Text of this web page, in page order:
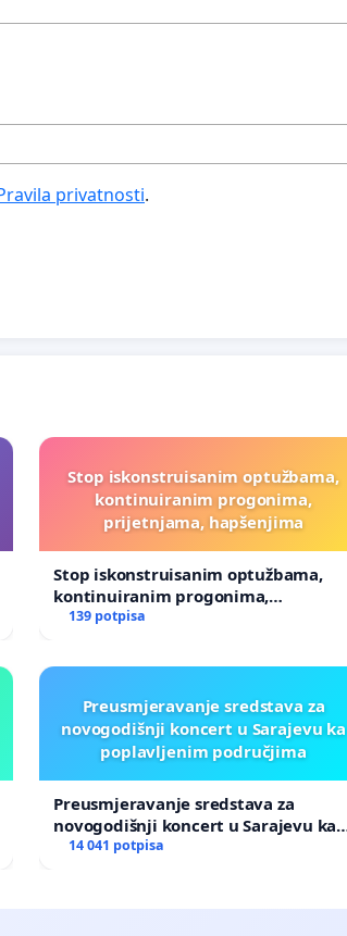
privatnosti.
Stop iskonstruisanim optužbama,
kontinuiranim progonima,
prijetnjama, hapšenjima
Stop iskonstruisanim optužbama,
kontinuiranim progonima,
prijetnjama, hapšenjima
139 potpisa
Preusmjeravanje sredstava za
novogodišnji koncert u Sarajevu ka
poplavljenim područjima
Preusmjeravanje sredstava za
novogodišnji koncert u Sarajevu ka
poplavljenim područjima
14 041 potpisa